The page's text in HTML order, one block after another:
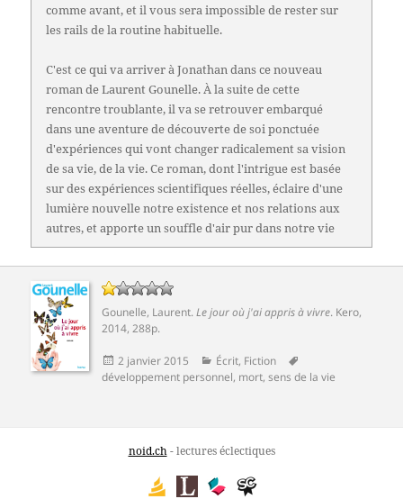
comme avant, et il vous sera impossible de rester sur
les rails de la routine habituelle.
C'est ce qui va arriver à Jonathan dans ce nouveau
roman de Laurent Gounelle. À la suite de cette
rencontre troublante, il va se retrouver embarqué
dans une aventure de découverte de soi ponctuée
d'expériences qui vont changer radicalement sa vision
de sa vie, de la vie. Ce roman, dont l'intrigue est basée
sur des expériences scientifiques réelles, éclaire d'une
lumière nouvelle notre existence et nos relations aux
autres, et apporte un souffle d'air pur dans notre vie
Gounelle, Laurent.Le jour où j'ai appris à vivre. Kero,
2014, 288p.
Publié
le
2 janvier 2015 Catégories
Écrit, Fiction
clés
développement personnel, mort,sens de la vie
noid.ch- lectures éclectiques